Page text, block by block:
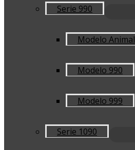
Serie 990
Modelo Animal
Modelo 990
Modelo 999
Serie 1090